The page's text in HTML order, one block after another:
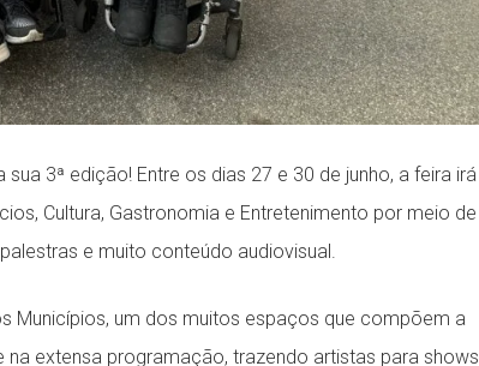
3ª edição! Entre os dias 27 e 30 de junho, a feira irá
Cultura, Gastronomia e Entretenimento por meio de
e muito conteúdo audiovisual.
Municípios, um dos muitos espaços que compõem a
extensa programação, trazendo artistas para shows